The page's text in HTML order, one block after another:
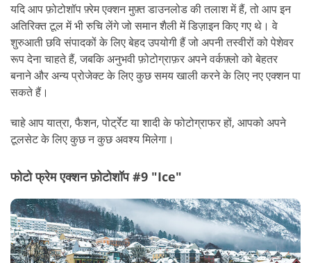
यदि आप फ़ोटोशॉप फ़्रेम एक्शन मुफ़्त डाउनलोड की तलाश में हैं, तो आप इन
अतिरिक्त टूल में भी रुचि लेंगे जो समान शैली में डिज़ाइन किए गए थे। वे
शुरुआती छवि संपादकों के लिए बेहद उपयोगी हैं जो अपनी तस्वीरों को पेशेवर
रूप देना चाहते हैं, जबकि अनुभवी फ़ोटोग्राफ़र अपने वर्कफ़्लो को बेहतर
बनाने और अन्य प्रोजेक्ट के लिए कुछ समय खाली करने के लिए नए एक्शन पा
सकते हैं।
चाहे आप यात्रा, फैशन, पोर्ट्रेट या शादी के फोटोग्राफर हों, आपको अपने
टूलसेट के लिए कुछ न कुछ अवश्य मिलेगा।
फोटो फ्रेम एक्शन फ़ोटोशॉप #9 "Ice"